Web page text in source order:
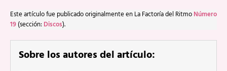
Este artículo fue publicado originalmente en La Factoría del Ritmo Número
19 (sección: Discos).
Sobre los autores del artículo: